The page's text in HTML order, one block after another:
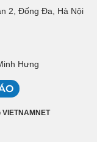
2, Đống Đa, Hà Nội
Hưng
VIETNAMNET